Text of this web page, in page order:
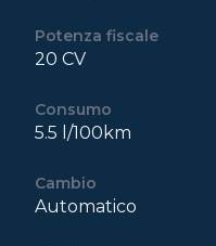
Potenza fiscale
20 CV
Consumo
5.5 l/100km
Cambio
Automatico